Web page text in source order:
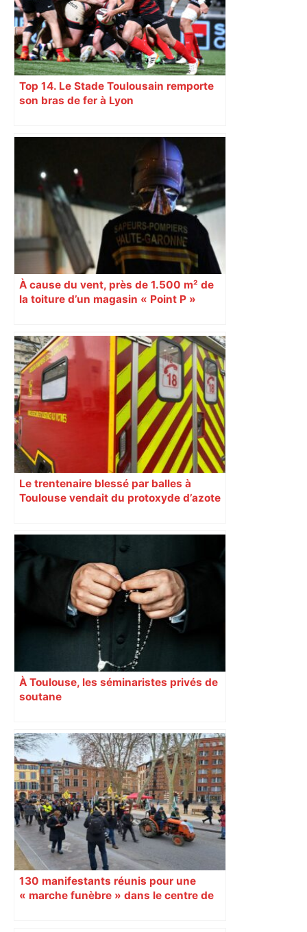
Top 14. Le Stade Toulousain remporte
son bras de fer à Lyon
À cause du vent, près de 1.500 m² de
la toiture d’un magasin « Point P »
Le trentenaire blessé par balles à
Toulouse vendait du protoxyde d’azote
À Toulouse, les séminaristes privés de
soutane
130 manifestants réunis pour une
« marche funèbre » dans le centre de